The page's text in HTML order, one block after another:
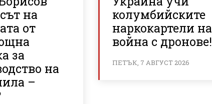
на
от
за
на
–
колумбийските
наркокартели на
война с дронове!
ПЕТЪК, 7 АВГУСТ 2026